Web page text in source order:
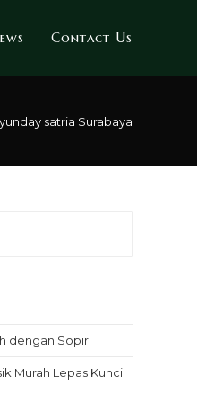
Contact Us
satria Surabaya
dengan Sopir
Murah Lepas Kunci